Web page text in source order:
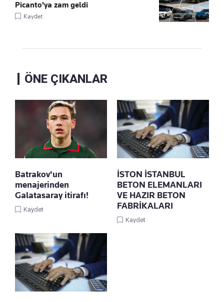
Picanto'ya zam geldi
Kaydet
ÖNE ÇIKANLAR
Batrakov'un
menajerinden
Galatasaray itirafı!
Kaydet
İSTON İSTANBUL
BETON ELEMANLARI
VE HAZIR BETON
FABRİKALARI
Kaydet